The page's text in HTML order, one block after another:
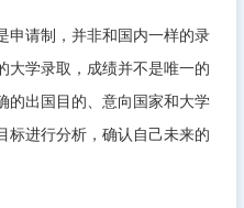
申请制，并非和国内一样的录
大学录取，成绩并不是唯一的
的出国目的、意向国家和大学
标进行分析，确认自己未来的